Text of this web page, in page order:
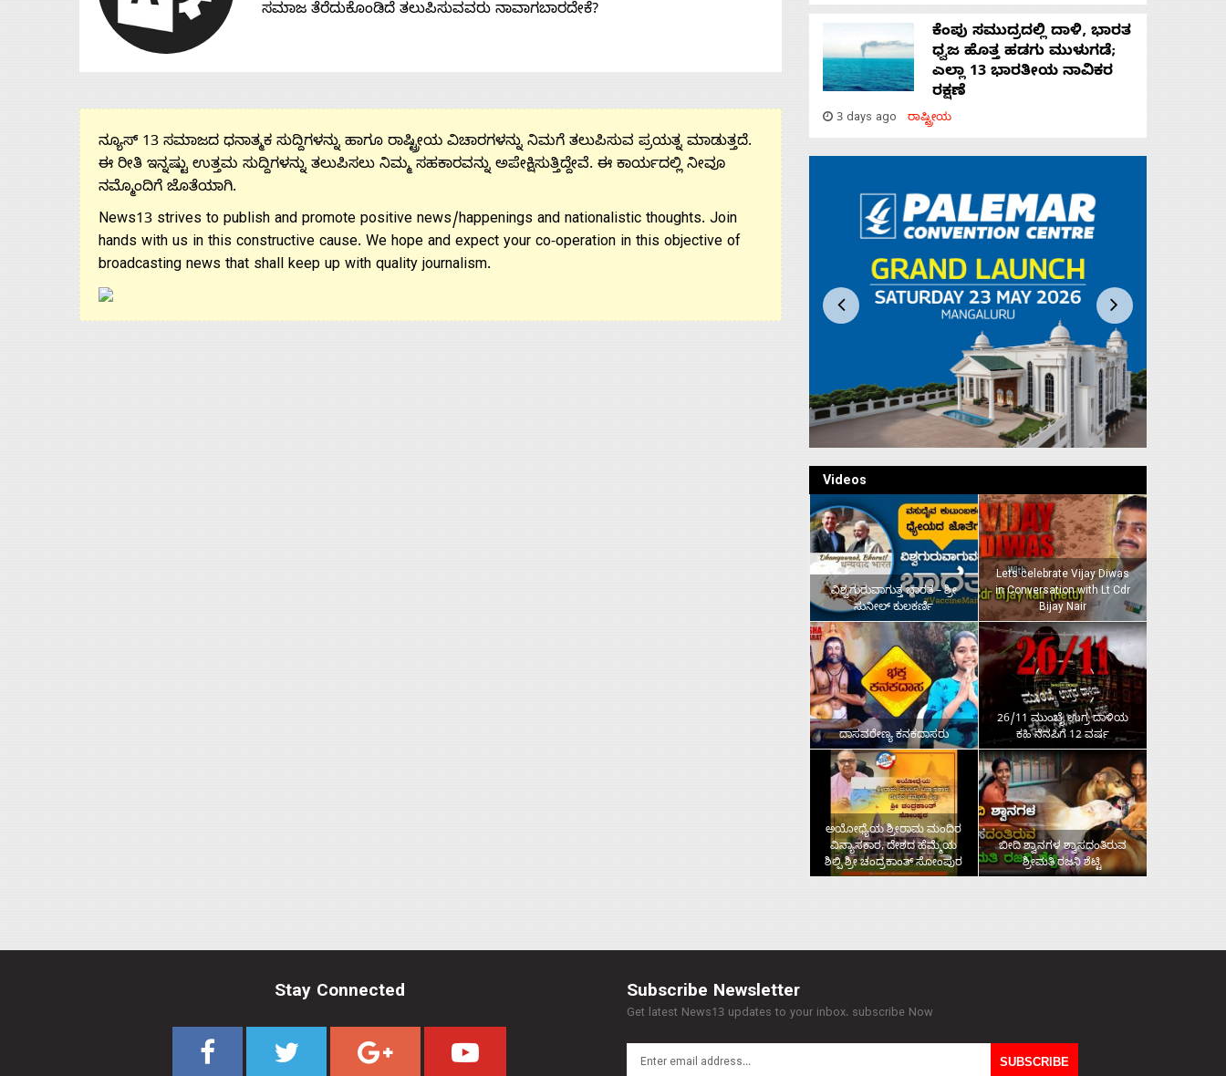
ಸಮಾಜ ತೆರೆದುಕೊಂಡಿದೆ ತಲುಪಿಸುವವರು ನಾವಾಗಬಾರದೇಕೆ?
ನ್ಯೂಸ್ 13 ಸಮಾಜದ ಧನಾತ್ಮಕ ಸುದ್ದಿಗಳನ್ನು ಹಾಗೂ ರಾಷ್ಟ್ರೀಯ ವಿಚಾರಗಳನ್ನು ನಿಮಗೆ ತಲುಪಿಸುವ ಪ್ರಯತ್ನ ಮಾಡುತ್ತದೆ.
ಈ ರೀತಿ ಇನ್ನಷ್ಟು ಉತ್ತಮ ಸುದ್ದಿಗಳನ್ನು ತಲುಪಿಸಲು ನಿಮ್ಮ ಸಹಕಾರವನ್ನು ಅಪೇಕ್ಷಿಸುತ್ತಿದ್ದೇವೆ. ಈ ಕಾರ್ಯದಲ್ಲಿ ನೀವೂ
ನಮ್ಮೊಂದಿಗೆ ಜೊತೆಯಾಗಿ.
News13 strives to publish and promote positive news/happenings and nationalistic thoughts. Join
hands with us in this constructive cause. We hope and expect your co-operation in this objective of
broadcasting news that shall keep up with quality journalism.
ಕೆಂಪು ಸಮುದ್ರದಲ್ಲಿ ದಾಳಿ, ಭಾರತ
ಧ್ವಜ ಹೊತ್ತ ಹಡಗು ಮುಳುಗಡೆ;
ಎಲ್ಲಾ 13 ಭಾರತೀಯ ನಾವಿಕರ
ರಕ್ಷಣೆ
3 days ago ರಾಷ್ಟ್ರೀಯ
Videos
ವಿಶ್ವಗುರುವಾಗುತ್ತ ಭಾರತ – ಶ್ರೀ
ಸುನೀಲ್‌ ಕುಲಕರ್ಣಿ
Lets celebrate Vijay Diwas
in Conversation with Lt Cdr
Bijay Nair
ದಾಸವರೇಣ್ಯ ಕನಕದಾಸರು
26/11 ಮುಂಬೈ ಉಗ್ರ ದಾಳಿಯ
ಕಹಿ ನೆನಪಿಗೆ 12 ವರ್ಷ
ಅಯೋಧ್ಯೆಯ ಶ್ರೀರಾಮ ಮಂದಿರ
ವಿನ್ಯಾಸಕಾರ, ದೇಶದ ಹೆಮ್ಮೆಯ
ಶಿಲ್ಪಿ ಶ್ರೀ ಚಂದ್ರಕಾಂತ್‌ ಸೋಂಪುರ
ಬೀದಿ ಶ್ವಾನಗಳ ಶ್ವಾಸದಂತಿರುವ
ಶ್ರೀಮತಿ ರಜನಿ ಶೆಟ್ಟಿ
Stay Connected Subscribe Newsletter
Get latest News13 updates to your inbox. subscribe Now